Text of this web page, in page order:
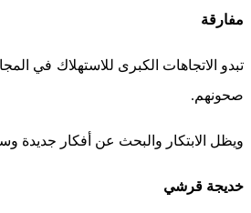
مفارقة
تبدو الاتجاهات الكبرى للاستهلاك في
صحونهم.
ويظل الابتكار والبحث عن أفكار جديدة
خديجة قرشي